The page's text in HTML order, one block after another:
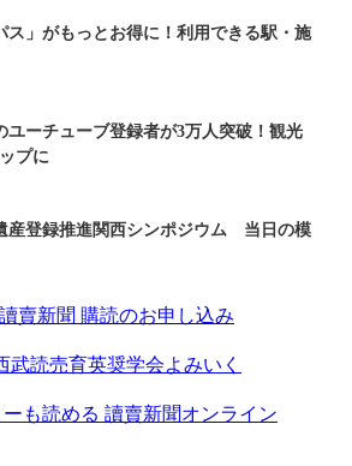
ス」がもっとお得に！利用できる駅・施
ユーチューブ登録者が3万人突破！観光
プに
産登録推進関西シンポジウム 当日の模